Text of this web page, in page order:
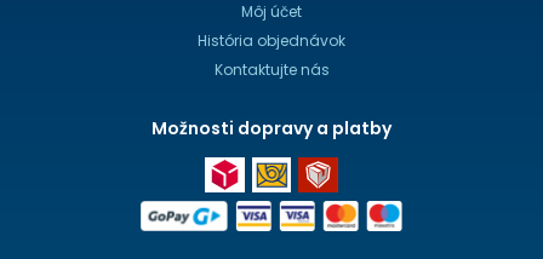
Môj účet
História objednávok
Kontaktujte nás
Možnosti dopravy a platby